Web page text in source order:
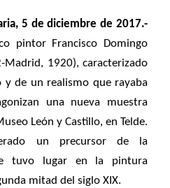
5 de diciembre de 2017.-
pintor Francisco Domingo
Madrid, 1920), caracterizado
y de un realismo que rayaba
una nueva muestra
León y Castillo, en Telde.
un precursor de la
tuvo lugar en la pintura
mitad del siglo XIX.